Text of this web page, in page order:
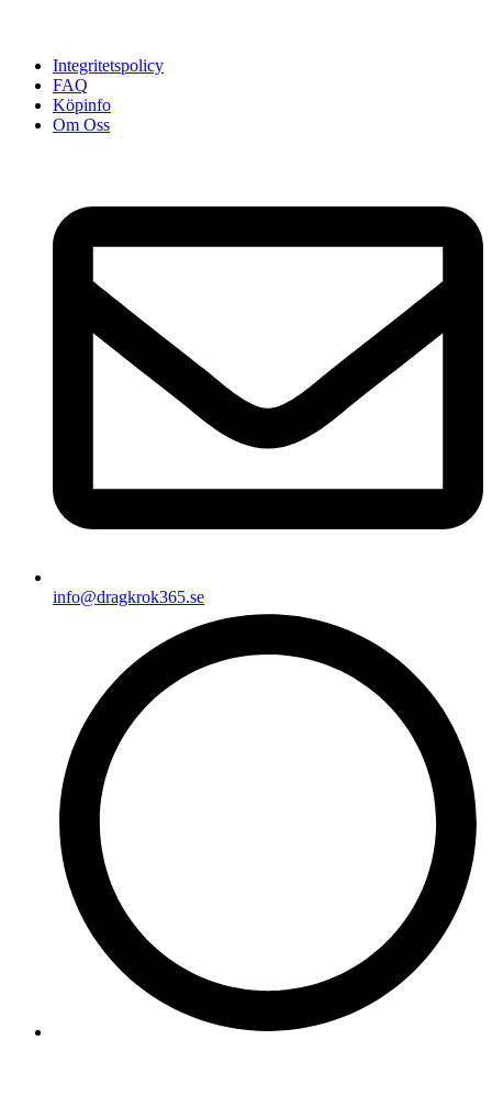
Integritetspolicy
FAQ
Köpinfo
Om Oss
info@dragkrok365.se